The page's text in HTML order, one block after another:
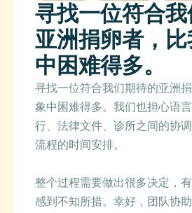
寻找一位符合
亚洲捐卵者，
中困难得多。
寻找一位符合我们期待的亚洲
象中困难得多。我们也担心语
行、法律文件、诊所之间的协
流程的时间安排。
整个过程需要做出很多决定，
感到不知所措。幸好，团队协